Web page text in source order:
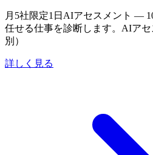
月5社限定1日AIアセスメント —
任せる仕事を診断します。 AIアセ
別）
詳しく見る